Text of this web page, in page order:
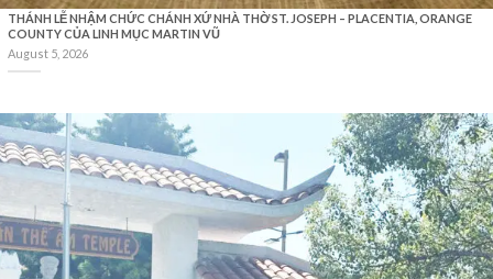
THÁNH LỄ NHẬM CHỨC CHÁNH XỨ NHÀ THỜ ST. JOSEPH – PLACENTIA, ORANGE
COUNTY CỦA LINH MỤC MARTIN VŨ
August 5, 2026